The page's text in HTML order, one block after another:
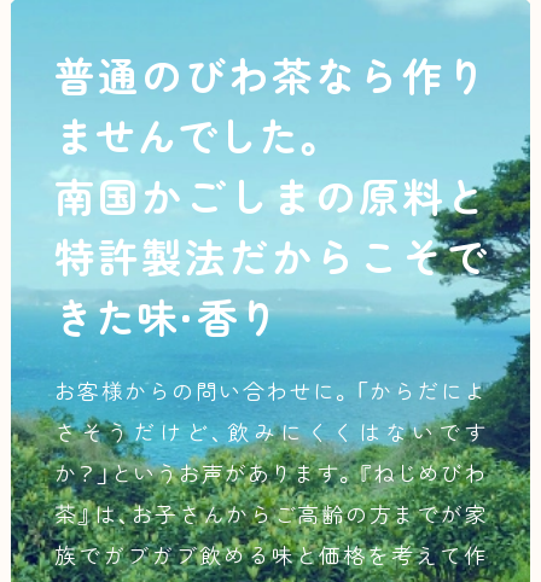
普通のびわ茶なら作り
ませんでした。
南国かごしまの原料と
特許製法だからこそで
きた味・香り
お客様からの問い合わせに。「からだによ
さそうだけど、飲みにくくはないです
か？」というお声があります。『ねじめびわ
茶』は、お子さんからご高齢の方までが家
族でガブガブ飲める味と価格を考えて作